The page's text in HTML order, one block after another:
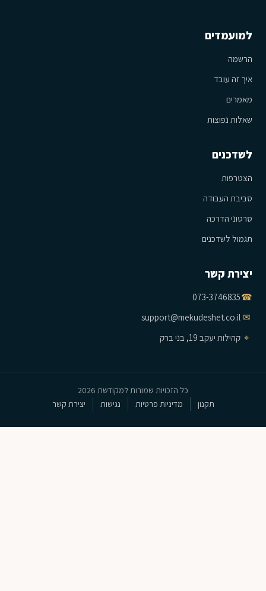
למועמדים
הרשמה
איך זה עובד
מאמרים
שאלות נפוצות
לשדכנים
הצטרפות
סביבת העבודה
סרטוני הדרכה
תגמול לשדכנים
יצירת קשר
☎
073-3746835
✉
support@mekudeshet.co.il
⌖ קהילות יעקב 19, בני ברק
כל הזכויות שמורות למקודשת 2026
תקנון
מדיניות פרטיות נגישות יצירת קשר